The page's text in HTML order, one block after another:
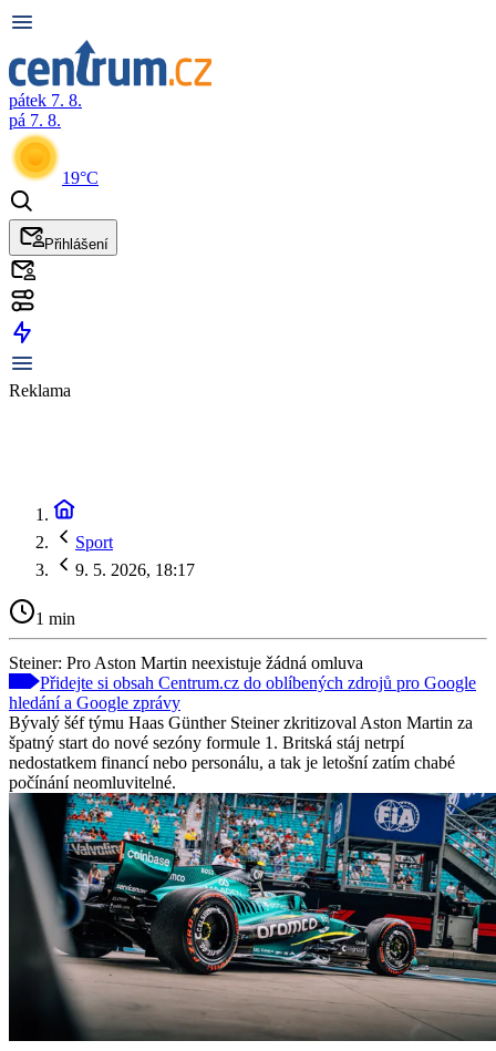
pátek 7. 8.
pá 7. 8.
19°C
Přihlášení
Reklama
Sport
9. 5. 2026, 18:17
1 min
Steiner: Pro Aston Martin neexistuje žádná omluva
Přidejte si obsah Centrum.cz do oblíbených zdrojů pro Google
hledání a Google zprávy
Bývalý šéf týmu Haas Günther Steiner zkritizoval Aston Martin za
špatný start do nové sezóny formule 1. Britská stáj netrpí
nedostatkem financí nebo personálu, a tak je letošní zatím chabé
počínání neomluvitelné.